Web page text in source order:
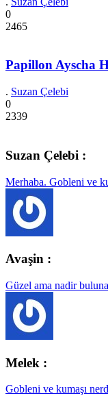
0
2465
Papillon Ayscha
. Suzan Çelebi
0
2339
Suzan Çelebi :
Merhaba. Gobleni ve
Avaşin :
Güzel ama nadir
Melek :
Gobleni ve kumaşı